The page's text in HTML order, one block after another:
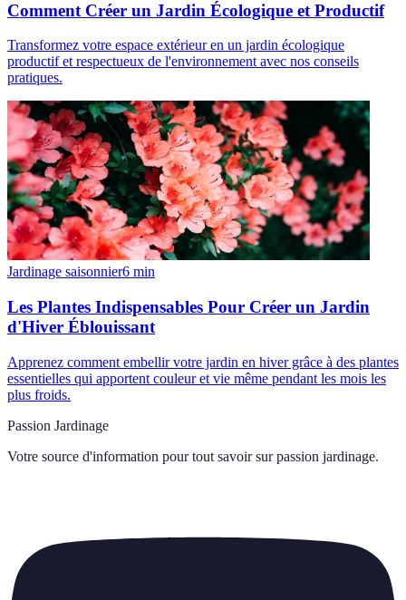
Comment Créer un Jardin Écologique et Productif
Transformez votre espace extérieur en un jardin écologique
productif et respectueux de l'environnement avec nos conseils
pratiques.
Jardinage saisonnier6 min
Les Plantes Indispensables Pour Créer un Jardin
d'Hiver Éblouissant
Apprenez comment embellir votre jardin en hiver grâce à des plantes
essentielles qui apportent couleur et vie même pendant les mois les
plus froids.
Passion Jardinage
Votre source d'information pour tout savoir sur passion jardinage.